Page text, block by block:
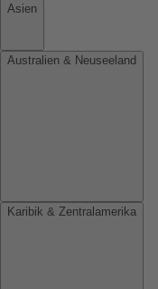
Asien
Australien & Neuseeland
Karibik & Zentralamerika